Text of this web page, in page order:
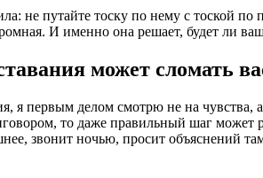
не путайте тоску по нему с тоской
И именно она решает, будет ли
может сломать
я первым делом смотрю не на
то даже правильный шаг может
звонит ночью, просит объяснений